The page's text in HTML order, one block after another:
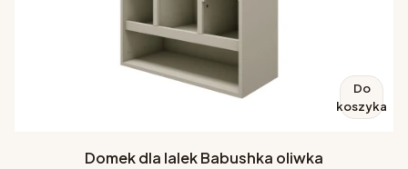
Do
koszyka
Domek dla lalek Babushka oliwka